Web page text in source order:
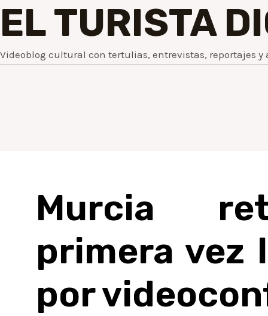
EL TURISTA
Videoblog cultural con tertulias, entrevistas, reportajes y
Murcia
primera vez
por